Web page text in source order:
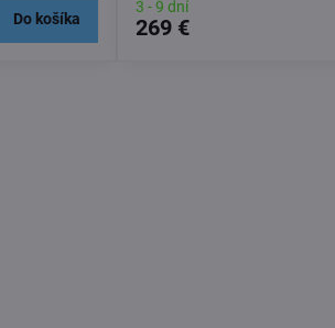
Do košíka
3 - 9 dní
269 €